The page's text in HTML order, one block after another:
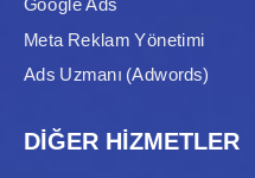
Google Ads
Meta Reklam Yönetimi
Ads Uzmanı (Adwords)
DİĞER HİZMETLER